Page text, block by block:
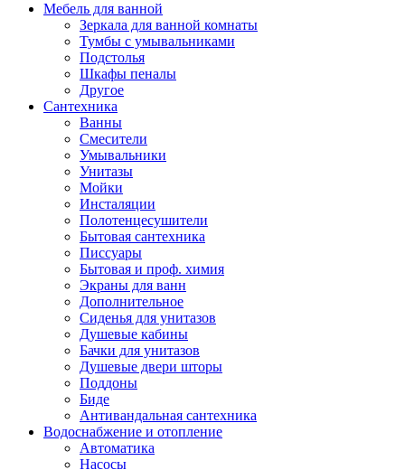
Мебель для ванной
Зеркала для ванной комнаты
Тумбы с умывальниками
Подстолья
Шкафы пеналы
Другое
Сантехника
Ванны
Смесители
Умывальники
Унитазы
Мойки
Инсталяции
Полотенцесушители
Бытовая сантехника
Писсуары
Бытовая и проф. химия
Экраны для ванн
Дополнительное
Сиденья для унитазов
Душевые кабины
Бачки для унитазов
Душевые двери шторы
Поддоны
Биде
Антивандальная сантехника
Водоснабжение и отопление
Автоматика
Насосы